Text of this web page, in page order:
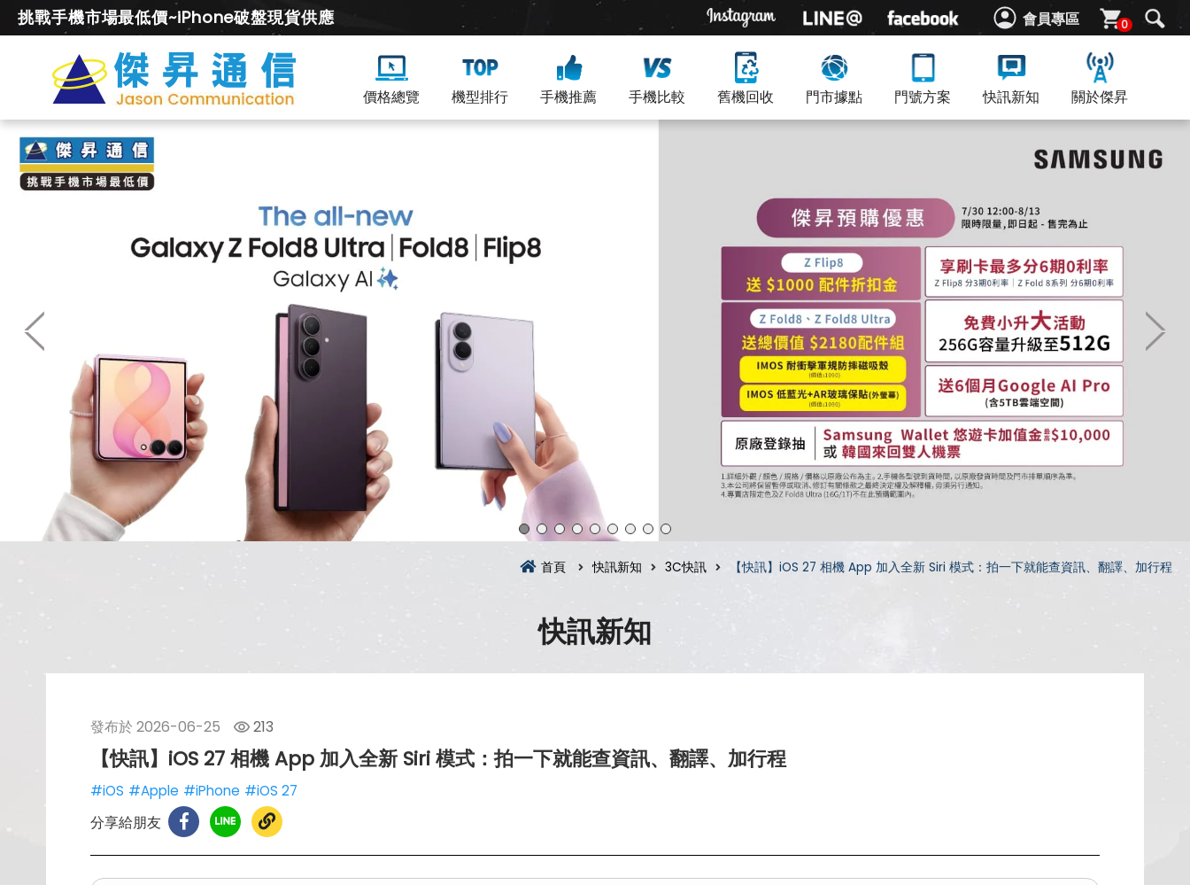
會員專區 0
挑戰手機市場最低價~iPhone破盤現貨供應
價格總覽 機型排行 手機推薦 手機比較 舊機回收 門市據點 門號方案 快訊新知 關於傑昇
首頁 快訊新知 3C快訊 【快訊】iOS 27 相機 App 加入全新 Siri 模式：拍一下就能查資訊、翻譯、加行程
快訊新知
發布於 2026-06-25 213
【快訊】iOS 27 相機 App 加入全新 Siri 模式：拍一下就能查資訊、翻譯、加行程
#iOS #Apple #iPhone #iOS 27
分享給朋友